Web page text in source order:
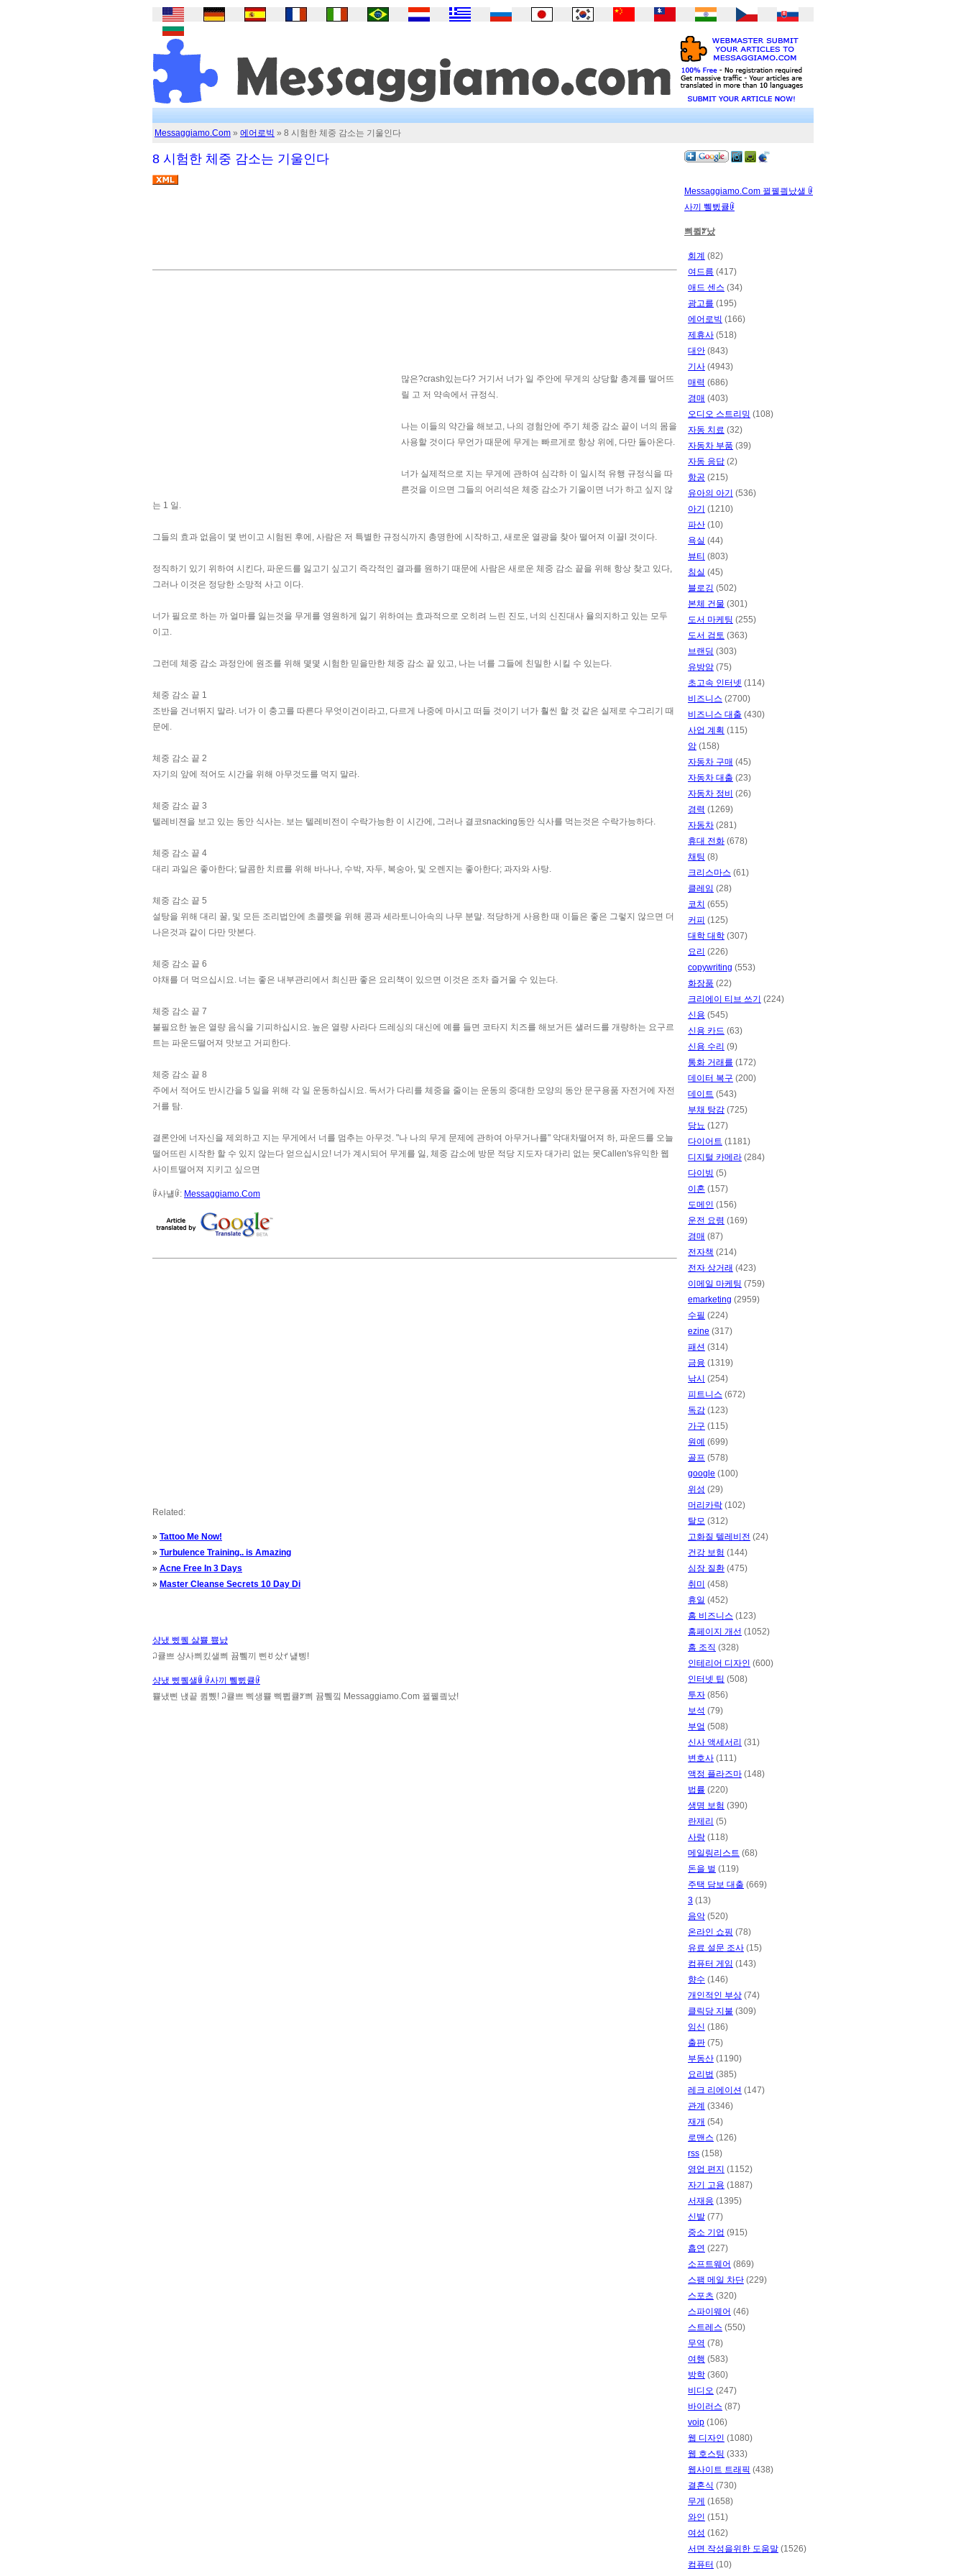
Messaggiamo.Com » 에어로빅 » 8 시험한 체중 감소는 기울인다
8 시험한 체중 감소는 기울인다
많은?crash있는다? 거기서 너가 일 주안에 무게의 상당할 총계를 떨어뜨
릴 고 저 약속에서 규정식.
나는 이들의 약간을 해보고, 나의 경험안에 주기 체중 감소 끝이 너의 몸을
사용할 것이다 무언가 때문에 무게는 빠르게로 항상 위에, 다만 돌아온다.
너가 실제적으로 지는 무게에 관하여 심각하 이 일시적 유행 규정식을 따
른것을 이으면 그들의 어리석은 체중 감소가 기울이면 너가 하고 싶지 않
는 1 일.
그들의 효과 없음이 몇 번이고 시험된 후에, 사람은 저 특별한 규정식까지 총명한에 시작하고, 새로운 열광을 찾아 떨어져 이끌l 것이다.
정직하기 있기 위하여 시킨다, 파운드를 잃고기 싶고기 즉각적인 결과를 원하기 때문에 사람은 새로운 체중 감소 끝을 위해 항상 찾고 있다,
그러나 이것은 정당한 소망적 사고 이다.
너가 필요로 하는 까 얼마를 잃는것을 무게를 영원하게 잃기 위하여는 효과적으로 오히려 느린 진도, 너의 신진대사 율의지하고 있는 모두
이고.
그런데 체중 감소 과정안에 원조를 위해 몇몇 시험한 믿을만한 체중 감소 끝 있고, 나는 너를 그들에 친밀한 시킬 수 있는다.
체중 감소 끝 1
조반을 건너뛰지 말라. 너가 이 충고를 따른다 무엇이건이라고, 다르게 나중에 마시고 떠들 것이기 너가 훨씬 할 것 같은 실제로 수그리기 때
문에.
체중 감소 끝 2
자기의 앞에 적어도 시간을 위해 아무것도를 먹지 말라.
체중 감소 끝 3
텔레비젼을 보고 있는 동안 식사는. 보는 텔레비전이 수락가능한 이 시간에, 그러나 결코snacking동안 식사를 먹는것은 수락가능하다.
체중 감소 끝 4
대리 과일은 좋아한다; 달콤한 치료를 위해 바나나, 수박, 자두, 복숭아, 및 오렌지는 좋아한다; 과자와 사탕.
체중 감소 끝 5
설탕을 위해 대리 꿀, 및 모든 조리법안에 초콜렛을 위해 콩과 세라토니아속의 나무 분말. 적당하게 사용한 때 이들은 좋은 그렇지 않으면 더
나은것과 같이 다만 맛본다.
체중 감소 끝 6
야채를 더 먹으십시요. 너는 좋은 내부관리에서 최신판 좋은 요리책이 있으면 이것은 조차 즐거울 수 있는다.
체중 감소 끝 7
불필요한 높은 열량 음식을 기피하십시요. 높은 열량 사라다 드레싱의 대신에 예를 들면 코타지 치즈를 해보거든 샐러드를 개량하는 요구르
트는 파운드떨어져 맛보고 거피한다.
체중 감소 끝 8
주에서 적어도 반시간을 5 일을 위해 각 일 운동하십시요. 독서가 다리를 체중을 줄이는 운동의 중대한 모양의 동안 문구용품 자전거에 자전
거를 탐.
결론안에 너자신을 제외하고 지는 무게에서 너를 멈추는 아무것. "나 나의 무게 문제에 관하여 아무거나를" 악대차떨어져 하, 파운드를 오늘
떨어뜨린 시작한 할 수 있지 않는다 얻으십시요! 너가 계시되어 무게를 잃, 체중 감소에 방문 적당 지도자 대가리 없는 못Callen's유익한 웹
사이트떨어져 지키고 싶으면
ꀰ사냴ꀰ: Messaggiamo.Com
Related:
» Tattoo Me Now!
» Turbulence Training.. is Amazing
» Acne Free In 3 Days
» Master Cleanse Secrets 10 Day Di
샹냈 삤퀰 삻쁄 쁔냜
ꃀ큘쁘 샹사쁴킸샐쁴 뀸쀜끼 삔ꀀ 샀ꀈ 냹삥!
샹냈 삤퀰샐ꂌ ꀰ사끼 쀜삜큘ꀰ
쁄냈삔 냱끝 큄쀘! ꃀ큘쁘 삑생쁄 삑쀱큘ꃠ쁴 뀸쀜낔 Messaggiamo.Com 뀔뀉킠났!
Messaggiamo.Com 뀔뀉킠났샐 ꀰ
사끼 쀜삜큘ꀰ
쁴큌ꃠ났
회계 (82)
여드름 (417)
애드 센스 (34)
광고를 (195)
에어로빅 (166)
제휴사 (518)
대안 (843)
기사 (4943)
매력 (686)
경매 (403)
오디오 스트리밍 (108)
자동 치료 (32)
자동차 부품 (39)
자동 응답 (2)
항공 (215)
유아의 아기 (536)
아기 (1210)
파산 (10)
욕실 (44)
뷰티 (803)
침실 (45)
블로깅 (502)
본체 건물 (301)
도서 마케팅 (255)
도서 검토 (363)
브랜딩 (303)
유방암 (75)
초고속 인터넷 (114)
비즈니스 (2700)
비즈니스 대출 (430)
사업 계획 (115)
암 (158)
자동차 구매 (45)
자동차 대출 (23)
자동차 정비 (26)
경력 (1269)
자동차 (281)
휴대 전화 (678)
채팅 (8)
크리스마스 (61)
클레임 (28)
코치 (655)
커피 (125)
대학 대학 (307)
요리 (226)
copywriting (553)
화장품 (22)
크리에이 티브 쓰기 (224)
신용 (545)
신용 카드 (63)
신용 수리 (9)
통화 거래를 (172)
데이터 복구 (200)
데이트 (543)
부채 탕감 (725)
당뇨 (127)
다이어트 (1181)
디지털 카메라 (284)
다이빙 (5)
이혼 (157)
도메인 (156)
운전 요령 (169)
경매 (87)
전자책 (214)
전자 상거래 (423)
이메일 마케팅 (759)
emarketing (2959)
수필 (224)
ezine (317)
패션 (314)
금융 (1319)
낚시 (254)
피트니스 (672)
독감 (123)
가구 (115)
원예 (699)
골프 (578)
google (100)
위성 (29)
머리카락 (102)
탈모 (312)
고화질 텔레비전 (24)
건강 보험 (144)
심장 질환 (475)
취미 (458)
휴일 (452)
홈 비즈니스 (123)
홈페이지 개선 (1052)
홈 조직 (328)
인테리어 디자인 (600)
인터넷 팁 (508)
투자 (856)
보석 (79)
부엌 (508)
신사 액세서리 (31)
변호사 (111)
액정 플라즈마 (148)
법률 (220)
생명 보험 (390)
란제리 (5)
사랑 (118)
메일링리스트 (68)
돈을 벌 (119)
주택 담보 대출 (669)
3 (13)
음악 (520)
온라인 쇼핑 (78)
유료 설문 조사 (15)
컴퓨터 게임 (143)
향수 (146)
개인적인 부상 (74)
클릭당 지불 (309)
임신 (186)
출판 (75)
부동산 (1190)
요리법 (385)
레크 리에이션 (147)
관계 (3346)
재개 (54)
로맨스 (126)
rss (158)
영업 편지 (1152)
자기 고용 (1887)
서재응 (1395)
신발 (77)
중소 기업 (915)
흡연 (227)
소프트웨어 (869)
스팸 메일 차단 (229)
스포츠 (320)
스파이웨어 (46)
스트레스 (550)
무역 (78)
여행 (583)
방학 (360)
비디오 (247)
바이러스 (87)
voip (106)
웹 디자인 (1080)
웹 호스팅 (333)
웹사이트 트래픽 (438)
결혼식 (730)
무게 (1658)
와인 (151)
여성 (162)
서면 작성을위한 도움말 (1526)
컴퓨터 (10)